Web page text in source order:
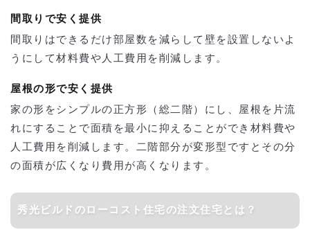
間取りで安く提供
間取りはできるだけ部屋数を減らして壁を設置しないよ
うにして材料費や人工費用を削減します。
屋根の形で安く提供
家の形をシンプルの正方形（総二階）にし、屋根を片流
れにすることで面積を最小に抑えることができ材料費や
人工費用を削減します。二階部分が変形型ですとその分
の面積が広くなり費用が高くなります。
秀光ビルドのローコスト住宅の注文住宅とは？